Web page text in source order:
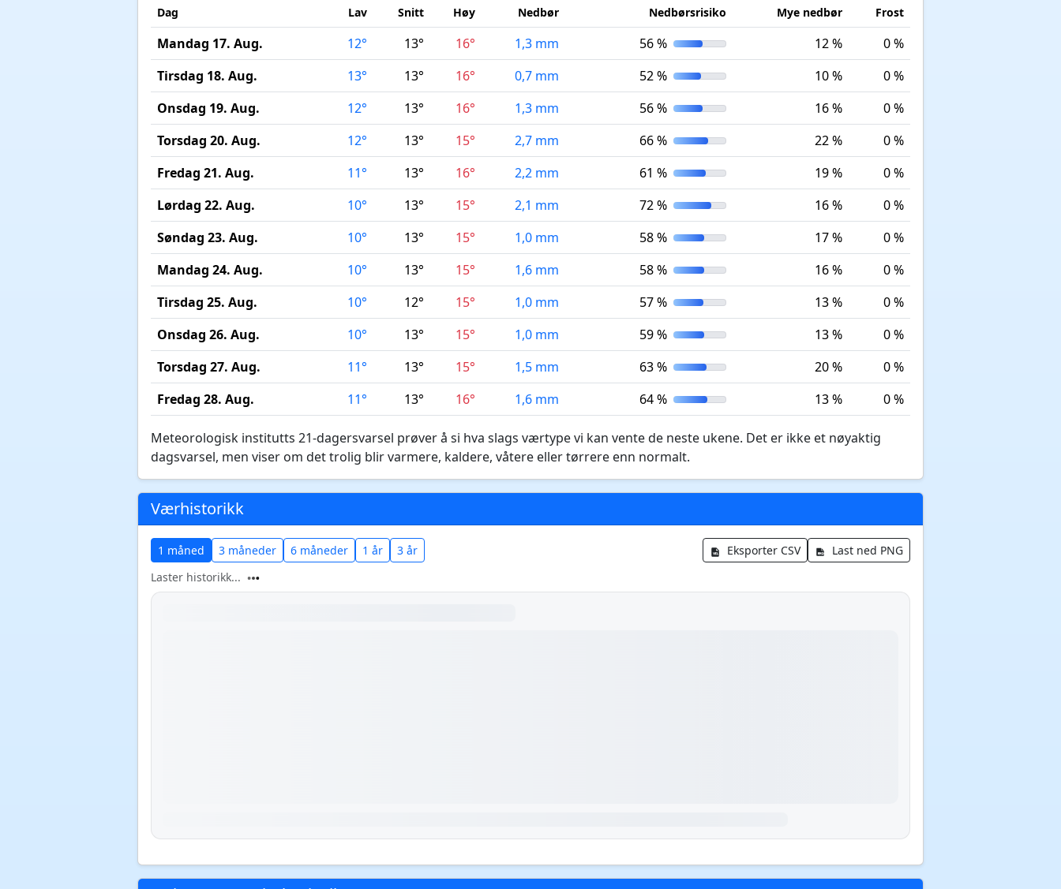
Dag Lav Snitt Høy Nedbør Nedbørsrisiko Mye nedbør Frost
Mandag 17. Aug. 12° 13° 16° 1,3 mm 56 % 12 %
0 %
Tirsdag 18. Aug.
13° 13° 16° 0,7 mm 52 % 10 %
0 %
Onsdag 19. Aug.
12° 13° 16° 1,3 mm 56 % 16 %
0 %
Torsdag 20. Aug.
12° 13° 15° 2,7 mm 66 % 22 %
0 %
Fredag 21. Aug.
11° 13° 16° 2,2 mm 61 % 19 %
0 %
Lørdag 22. Aug.
10° 13° 15° 2,1 mm 72 % 16 %
0 %
Søndag 23. Aug.
10° 13° 15° 1,0 mm 58 % 17 %
0 %
Mandag 24. Aug.
10° 13° 15° 1,6 mm 58 % 16 %
0 %
Tirsdag 25. Aug.
10° 12° 15° 1,0 mm 57 % 13 %
0 %
Onsdag 26. Aug.
10° 13° 15° 1,0 mm 59 % 13 %
0 %
Torsdag 27. Aug.
11° 13° 15° 1,5 mm 63 % 20 %
0 %
Fredag 28. Aug.
11° 13° 16° 1,6 mm 64 % 13 % 0 %
Meteorologisk institutts 21-dagersvarsel prøver å si hva slags værtype vi kan vente de neste ukene. Det er ikke et nøyaktig
dagsvarsel, men viser om det trolig blir varmere, kaldere, våtere eller tørrere enn normalt.
Værhistorikk
1 måned 3 måneder 6 måneder 1 år 3 år Eksporter CSV
Last ned PNG
Laster historikk...